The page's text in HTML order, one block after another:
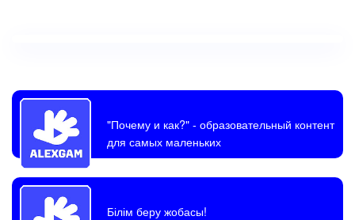
"Почему и как?"- образовательный контент
для самых маленьких
Білім беру жобасы!